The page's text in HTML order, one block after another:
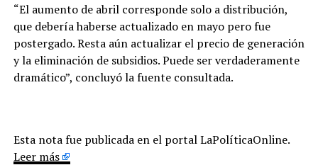
“El aumento de abril corresponde solo a distribución,
que debería haberse actualizado en mayo pero fue
postergado. Resta aún actualizar el precio de generación
y la eliminación de subsidios. Puede ser verdaderamente
dramático”, concluyó la fuente consultada.
Esta nota fue publicada en el portal LaPolíticaOnline.
Leer más